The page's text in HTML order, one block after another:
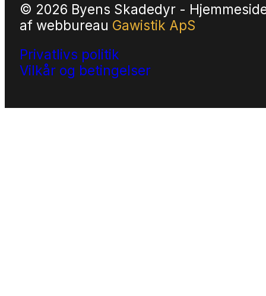
© 2026 Byens Skadedyr -
af webbureau Gawistik ApS
Privatlivs politik
Vilkår og betingelser